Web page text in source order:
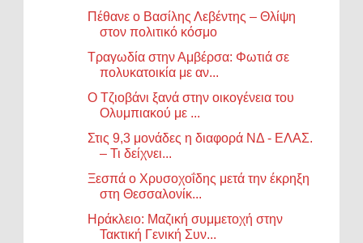
Πέθανε ο Βασίλης Λεβέντης – Θλίψη
στον πολιτικό κόσμο
Τραγωδία στην Αμβέρσα: Φωτιά σε
πολυκατοικία με αν...
Ο Τζιοβάνι ξανά στην οικογένεια του
Ολυμπιακού με ...
Στις 9,3 μονάδες η διαφορά ΝΔ - ΕΛΑΣ.
– Τι δείχνει...
Ξεσπά ο Χρυσοχοΐδης μετά την έκρηξη
στη Θεσσαλονίκ...
Ηράκλειο: Μαζική συμμετοχή στην
Τακτική Γενική Συν...